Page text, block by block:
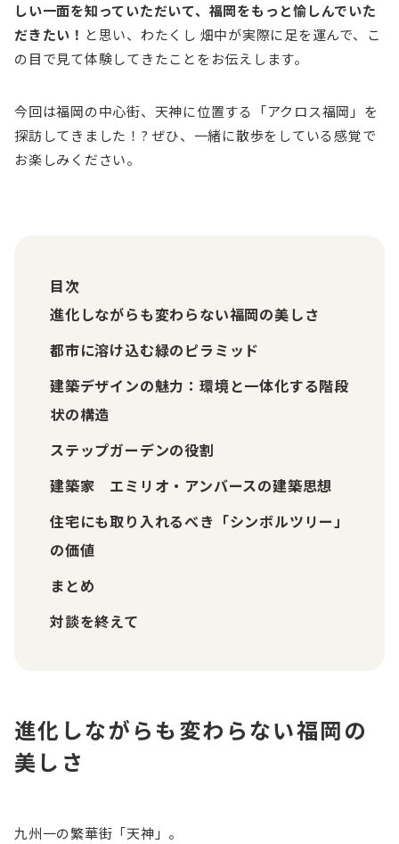
しい一面を知っていただいて、福岡をもっと愉しんでいた
だきたい！ と思い、わたくし 畑中が実際に足を運んで、こ
の目で見て体験してきたことをお伝えします。
今回は福岡の中心街、天神に位置する「アクロス福岡」を
探訪してきました！? ぜひ、一緒に散歩をしている感覚で
お楽しみください。
目次
進化しながらも変わらない福岡の美しさ
都市に溶け込む緑のピラミッド
建築デザインの魅力：環境と一体化する階段
状の構造
ステップガーデンの役割
建築家 エミリオ・アンバースの建築思想
住宅にも取り入れるべき「シンボルツリー」
の価値
まとめ
対談を終えて
進化しながらも変わらない福岡の
美しさ
九州一の繁華街「天神」。